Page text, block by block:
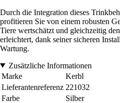
Durch die Integration dieses
profitieren Sie von einem robusten
Tiere wertschätzt und gleichzeitig
erleichtert, dank seiner sicheren
Wartung.
Zusätzliche Informationen
Marke
Kerbl
Lieferantenreferenz 221032
Farbe
Silber